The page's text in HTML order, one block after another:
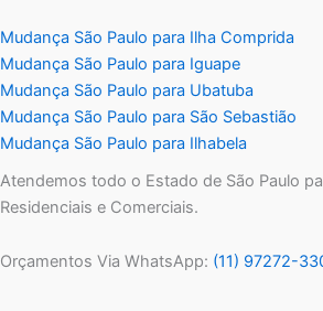
Mudança São Paulo para Ilha Comprida
Mudança São Paulo para Iguape
Mudança São Paulo para Ubatuba
Mudança São Paulo para São Sebastião
Mudança São Paulo para Ilhabela
Atendemos todo o Estado de São Paulo
Residenciais e Comerciais.
Orçamentos Via WhatsApp: (11) 97272-